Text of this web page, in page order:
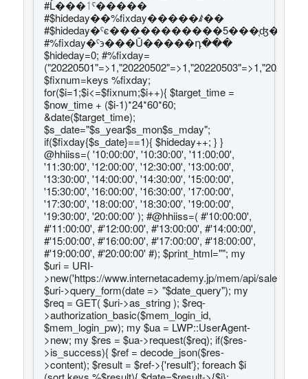
#Ĺ���ٲˤ�����
#$hideday��%fixday�����ꤹ��
#$hideday�ˤϵ�����������5���֤ʤ�5
#%fixday�ˤ϶���Ū�����դ���
$hideday=0; #%fixday=
$fixnum=keys %fixday;
for($i=1;$i<=$fixnum;$i++){ $target_time =
$now_time + ($i-1)*24*60*60;
&date($target_time);
$s_date="$s_year$s_mon$s_mday";
if($fixday{$s_date}==1){ $hideday++; } }
@hhiiss=( '10:00:00', '10:30:00', '11:00:00',
'11:30:00', '12:00:00', '12:30:00', '13:00:00',
'13:30:00', '14:00:00', '14:30:00', '15:00:00',
'15:30:00', '16:00:00', '16:30:00', '17:00:00',
'17:30:00', '18:00:00', '18:30:00', '19:00:00',
'19:30:00', '20:00:00' ); #@hhiiss=( #'10:00:00',
#'11:00:00', #'12:00:00', #'13:00:00', #'14:00:00',
#'15:00:00', #'16:00:00', #'17:00:00', #'18:00:00',
#'19:00:00', #'20:00:00' #); $print_html=""; my
$uri = URI-
>new('https://www.internetacademy.jp/mem/api/
$uri->query_form(date => "$date_query"); my
$req = GET( $uri->as_string ); $req-
>authorization_basic($mem_login_id,
$mem_login_pw); my $ua = LWP::UserAgent-
>new; my $res = $ua->request($req); if($res-
>is_success){ $ref = decode_json($res-
>content); $result = $ref->{'result'}; foreach $i